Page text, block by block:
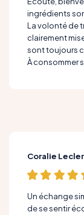
ingrédients
La volonté de
clairement
sont toujours
À consommer
Coralie
Un échange
de se sentir